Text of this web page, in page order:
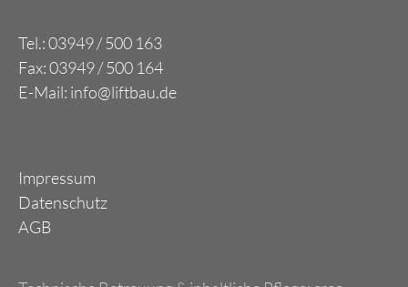
Tel.: 03949 / 500 163
Fax: 03949 / 500 164
E-Mail: info@liftbau.de
Impressum
Datenschutz
AGB